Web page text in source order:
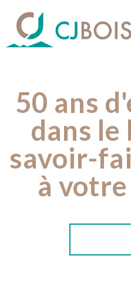
50 ans
dans le
savoir-
à